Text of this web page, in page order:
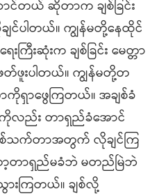
င်တယ် ဆိုတာက ချစ်ခြင်း
ျင်ပါတယ်။ ကျွန်မတို့နေထိုင်
ကြီးဆုံးက ချစ်ခြင်း မေတ္တာ
ဖူးပါတယ်။ ကျွန်မတို့တ
ကိုရှာဖွေကြတယ်။ အချစ်ခံ
ကိုလည်း တာရှည်ခံအောင်
သက်တာအတွက် လိုချင်ကြ
တာရှည်မခံဘဲ မတည်မြဲဘဲ
ားကြတယ်။ ချစ်လို့